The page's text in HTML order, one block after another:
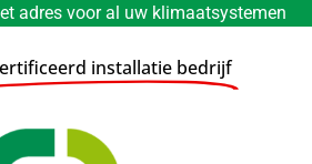
adres voor al uw klimaatsystemen
installatie bedrijf